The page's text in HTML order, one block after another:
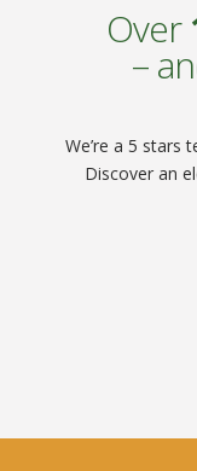
Over
–
We’re a 5 stars
Discover an